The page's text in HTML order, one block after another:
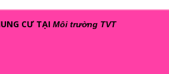
CƯ TẠI Môi trường TVT